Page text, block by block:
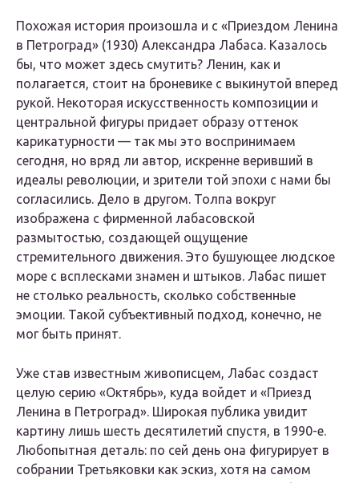
Похожая история произошла и с «Приездом Ленина
в Петроград» (1930) Александра Лабаса. Казалось
бы, что может здесь смутить? Ленин, как и
полагается, стоит на броневике с выкинутой вперед
рукой. Некоторая искусственность композиции и
центральной фигуры придает образу оттенок
карикатурности — так мы это воспринимаем
сегодня, но вряд ли автор, искренне веривший в
идеалы революции, и зрители той эпохи с нами бы
согласились. Дело в другом. Толпа вокруг
изображена с фирменной лабасовской
размытостью, создающей ощущение
стремительного движения. Это бушующее людское
море с всплесками знамен и штыков. Лабас пишет
не столько реальность, сколько собственные
эмоции. Такой субъективный подход, конечно, не
мог быть принят.
Уже став известным живописцем, Лабас создаст
целую серию «Октябрь», куда войдет и «Приезд
Ленина в Петроград». Широкая публика увидит
картину лишь шесть десятилетий спустя, в 1990-е.
Любопытная деталь: по сей день она фигурирует в
собрании Третьяковки как эскиз, хотя на самом